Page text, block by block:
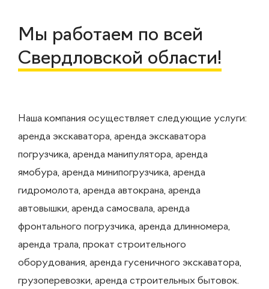
Мы работаем по всей
Свердловской области!
Наша компания осуществляет следующие услуги:
аренда экскаватора, аренда экскаватора
погрузчика, аренда манипулятора, аренда
ямобура, аренда минипогрузчика, аренда
гидромолота, аренда автокрана, аренда
автовышки, аренда самосвала, аренда
фронтального погрузчика, аренда длинномера,
аренда трала, прокат строительного
оборудования, аренда гусеничного экскаватора,
грузоперевозки, аренда строительных бытовок.